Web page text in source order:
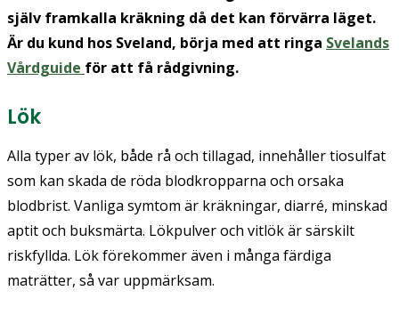
själv framkalla kräkning då det kan förvärra läget.
Är du kund hos Sveland, börja med att ringa Svelands
Vårdguide för att få rådgivning.
Lök
Alla typer av lök, både rå och tillagad, innehåller tiosulfat
som kan skada de röda blodkropparna och orsaka
blodbrist. Vanliga symtom är kräkningar, diarré, minskad
aptit och buksmärta. Lökpulver och vitlök är särskilt
riskfyllda. Lök förekommer även i många färdiga
maträtter, så var uppmärksam.